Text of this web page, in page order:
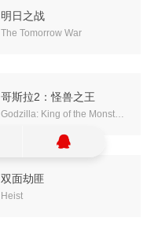
明日之战
The Tomorrow War
哥斯拉2：怪兽之王
Godzilla: King of the Monsters
双面劫匪
Heist